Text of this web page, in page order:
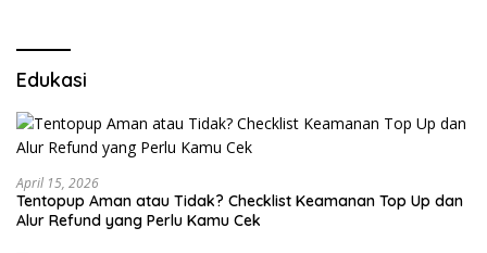
Edukasi
April 15, 2026
Tentopup Aman atau Tidak? Checklist Keamanan Top Up dan
Alur Refund yang Perlu Kamu Cek